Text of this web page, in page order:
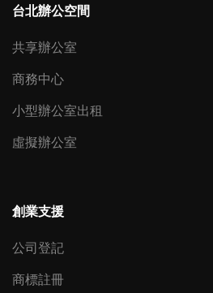
台北辦公空間
共享辦公室
商務中心
小型辦公室出租
虛擬辦公室
創業支援
公司登記
商標註冊